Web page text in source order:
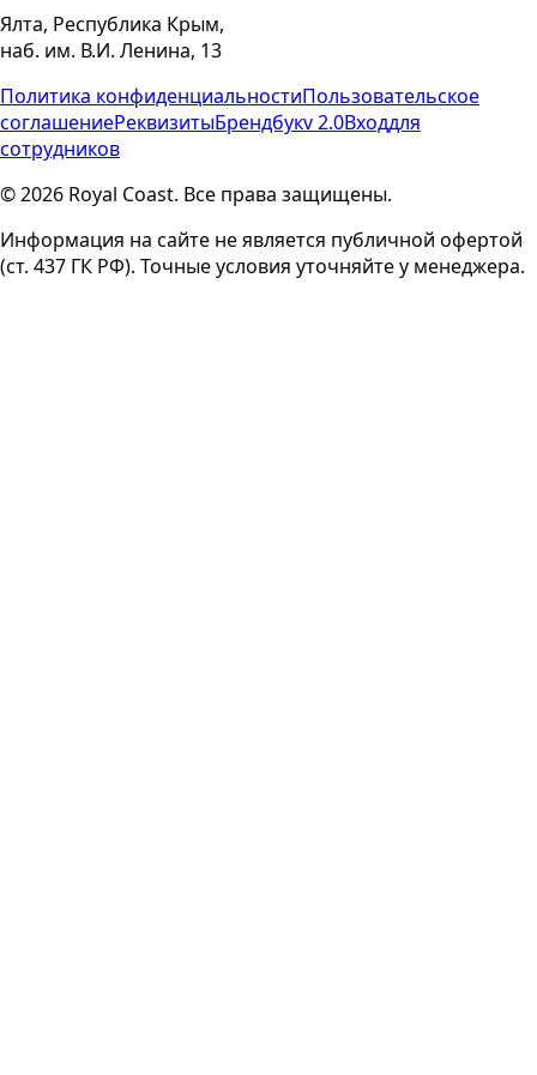
Ялта, Республика Крым,
наб. им. В.И. Ленина, 13
Политика конфиденциальностиПользовательское
соглашениеРеквизитыБрендбукv 2.0Входдля
сотрудников
© 2026 Royal Coast. Все права защищены.
Информация на сайте не является публичной офертой
(ст. 437 ГК РФ). Точные условия уточняйте у менеджера.